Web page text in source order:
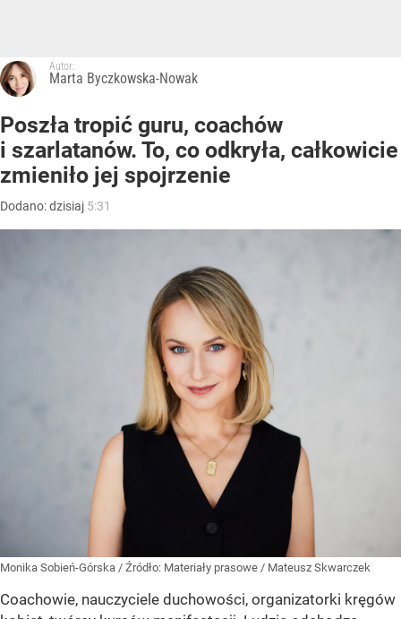
Autor:
Marta Byczkowska-Nowak
Poszła tropić guru, coachów
i szarlatanów. To, co odkryła, całkowicie
zmieniło jej spojrzenie
Dodano:dzisiaj 5:31
Monika Sobień-Górska / Źródło: Materiały prasowe / Mateusz Skwarczek
Coachowie, nauczyciele duchowości, organizatorki kręgów